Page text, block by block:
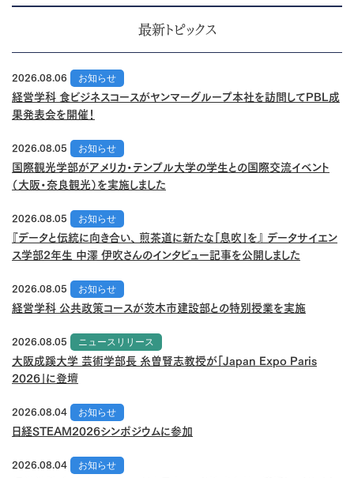
最新トピックス
2026.08.06
お知らせ
経営学科 食ビジネスコースがヤンマーグループ本社を訪問してPBL成
果発表会を開催！
2026.08.05
お知らせ
国際観光学部がアメリカ・テンプル大学の学生との国際交流イベント
（大阪・奈良観光）を実施しました
2026.08.05
お知らせ
『データと伝統に向き合い、 煎茶道に新たな「息吹」を』 データサイエン
ス学部2年生 中澤 伊吹さんのインタビュー記事を公開しました
2026.08.05
お知らせ
経営学科 公共政策コースが茨木市建設部との特別授業を実施
2026.08.05
ニュースリリース
大阪成蹊大学 芸術学部長 糸曽賢志教授が「Japan Expo Paris
2026」に登壇
2026.08.04
お知らせ
日経STEAM2026シンポジウムに参加
2026.08.04
お知らせ